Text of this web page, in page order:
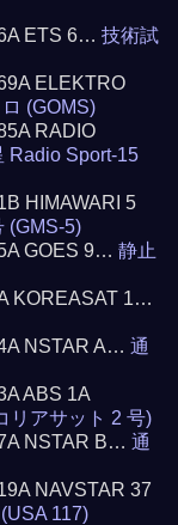
ETS 6…技術試
ELEKTRO
(GOMS)
RADIO
Radio Sport-15
HIMAWARI 5
(GMS-5)
GOES 9…静止
KOREASAT 1…
NSTAR A…通
ABS 1A
リアサット 2 号)
NSTAR B…通
NAVSTAR 37
117)